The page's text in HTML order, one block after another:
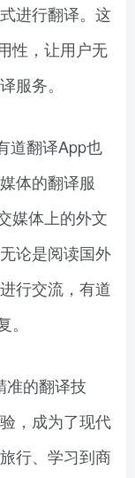
进行翻译。这
性，让用户无
服务。
道翻译App也
体的翻译服
媒体上的外文
论是阅读国外
行交流，有道
准的翻译技
，成为了现代
行、学习到商